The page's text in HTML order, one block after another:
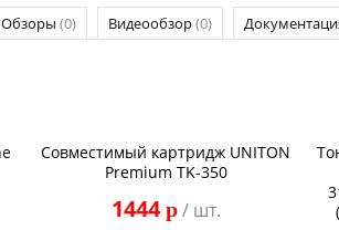
Обзоры (0) Видеообзор(0)
Совместимый картридж UNITON
Premium TK-350
1444p/ шт.